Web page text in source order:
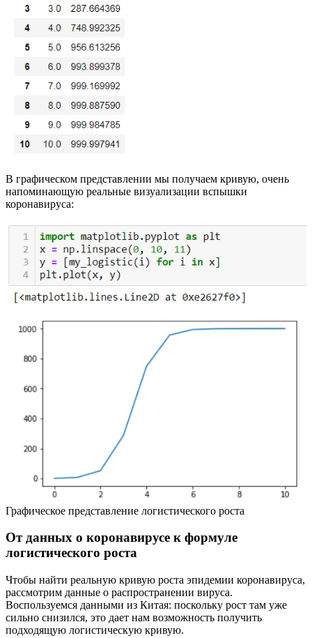
В графическом представлении мы получаем кривую, очень
напоминающую реальные визуализации вспышки
коронавируса:
Графическое представление логистического роста
От данных о коронавирусе к формуле
логистического роста
Чтобы найти реальную кривую роста эпидемии коронавируса,
рассмотрим данные о распространении вируса.
Воспользуемся данными из Китая: поскольку рост там уже
сильно снизился, это дает нам возможность получить
подходящую логистическую кривую.